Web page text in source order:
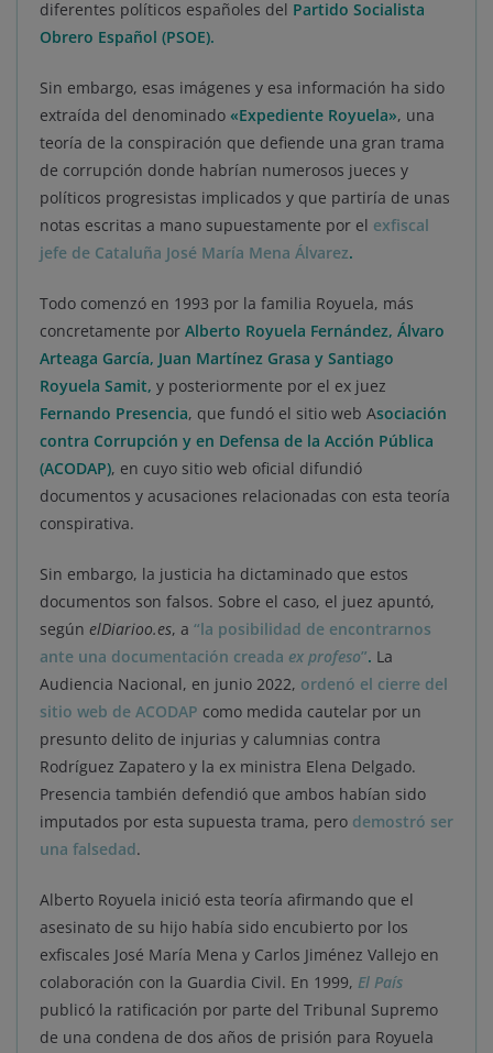
diferentes políticos españoles del Partido Socialista
Obrero Español (PSOE).
Sin embargo, esas imágenes y esa información ha sido
extraída del denominado «Expediente Royuela», una
teoría de la conspiración que defiende una gran trama
de corrupción donde habrían numerosos jueces y
políticos progresistas implicados y que partiría de unas
notas escritas a mano supuestamente por el exfiscal
jefe de Cataluña José María Mena Álvarez.
Todo comenzó en 1993 por la familia Royuela, más
concretamente por Alberto Royuela Fernández, Álvaro
Arteaga García, Juan Martínez Grasa y Santiago
Royuela Samit, y posteriormente por el ex juez
Fernando Presencia, que fundó el sitio web Asociación
contra Corrupción y en Defensa de la Acción Pública
(ACODAP), en cuyo sitio web oficial difundió
documentos y acusaciones relacionadas con esta teoría
conspirativa.
Sin embargo, la justicia ha dictaminado que estos
documentos son falsos. Sobre el caso, el juez apuntó,
según elDiarioo.es, a “la posibilidad de encontrarnos
ante una documentación creada ex profeso”. La
Audiencia Nacional, en junio 2022, ordenó el cierre del
sitio web de ACODAP como medida cautelar por un
presunto delito de injurias y calumnias contra
Rodríguez Zapatero y la ex ministra Elena Delgado.
Presencia también defendió que ambos habían sido
imputados por esta supuesta trama, pero demostró ser
una falsedad.
Alberto Royuela inició esta teoría afirmando que el
asesinato de su hijo había sido encubierto por los
exfiscales José María Mena y Carlos Jiménez Vallejo en
colaboración con la Guardia Civil. En 1999, El País
publicó la ratificación por parte del Tribunal Supremo
de una condena de dos años de prisión para Royuela